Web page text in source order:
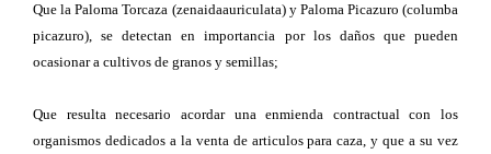
Que la Paloma Torcaza (zenaidaauriculata) y Paloma Picazuro (columba
picazuro), se detectan en importancia por los daños que pueden
ocasionar a cultivos de granos y semillas;
Que resulta necesario acordar una enmienda contractual con los
organismos dedicados a la venta de articulos para caza, y que a su vez